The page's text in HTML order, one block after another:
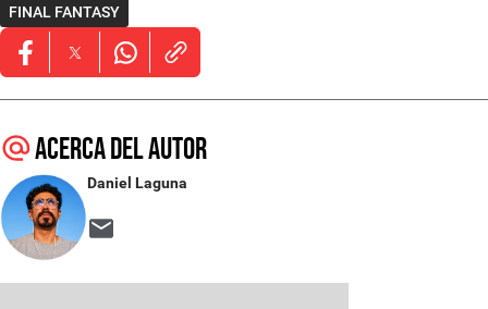
FINAL FANTASY
Opens in new window
Opens in new window
Opens in new window
Acerca del autor
Daniel Laguna